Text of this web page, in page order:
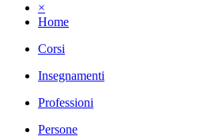
×
Home
Corsi
Insegnamenti
Professioni
Persone